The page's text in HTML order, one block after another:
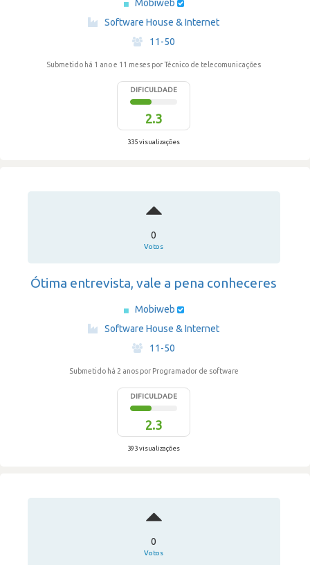
Mobiweb
Software House & Internet
·
11-50
Submetido há 1 ano e 11 meses por Técnico de telecomunicações
DIFICULDADE
2.3
335 visualizações
0
Votos
Ótima entrevista, vale a pena conheceres
Mobiweb
Software House & Internet
·
11-50
Submetido há 2 anos por Programador de software
DIFICULDADE
2.3
393 visualizações
0
Votos